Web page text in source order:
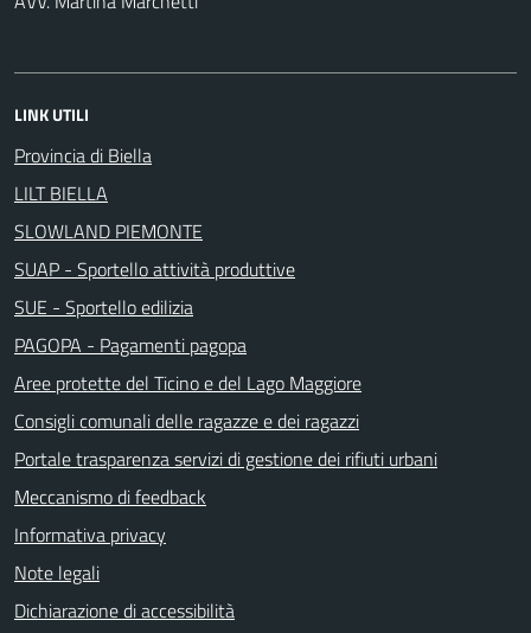
LINK UTILI
Provincia di Biella
LILT BIELLA
SLOWLAND PIEMONTE
SUAP - Sportello attività produttive
SUE - Sportello edilizia
PAGOPA - Pagamenti pagopa
Aree protette del Ticino e del Lago Maggiore
Consigli comunali delle ragazze e dei ragazzi
Portale trasparenza servizi di gestione dei rifiuti urbani
Meccanismo di feedback
Informativa privacy
Note legali
Dichiarazione di accessibilità